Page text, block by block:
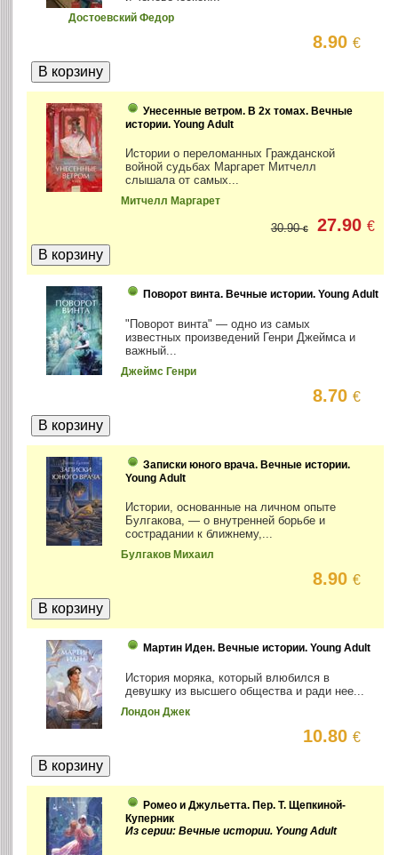
Достоевский Федор
8.90€
Унесенные ветром. В 2х томах. Вечные
истории. Young Adult
Истории о переломанных Гражданской
войной судьбах Маргарет Митчелл
слышала от самых...
Митчелл Маргарет
30.90€ 27.90€
Поворот винта. Вечные истории. Young Adult
"Поворот винта" — одно из самых
известных произведений Генри Джеймса и
важный...
Джеймс Генри
8.70€
Записки юного врача. Вечные истории.
Young Adult
Истории, основанные на личном опыте
Булгакова, — о внутренней борьбе и
сострадании к ближнему,...
Булгаков Михаил
8.90€
Мартин Иден. Вечные истории. Young Adult
История моряка, который влюбился в
девушку из высшего общества и ради нее...
Лондон Джек
10.80€
Ромео и Джульетта. Пер. Т. Щепкиной-
Куперник
Из серии: Вечные истории. Young Adult